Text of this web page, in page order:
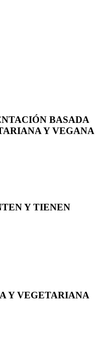
BASADA
Y VEGANA
Y TIENEN
Y VEGETARIANA